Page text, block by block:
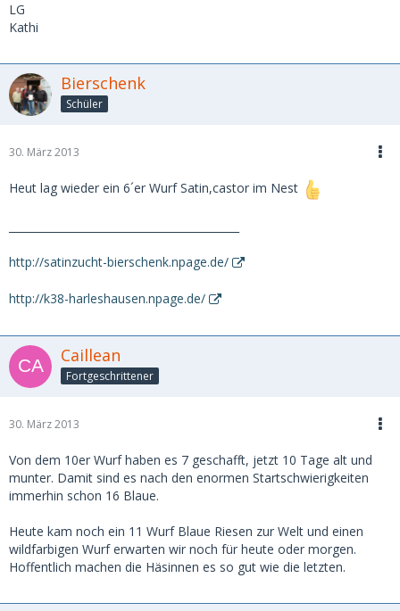
LG
Kathi
Bierschenk
Schüler
30. März 2013
Heut lag wieder ein 6´er Wurf Satin,castor im Nest
http://satinzucht-bierschenk.npage.de/
http://k38-harleshausen.npage.de/
Caillean
Fortgeschrittener
30. März 2013
Von dem 10er Wurf haben es 7 geschafft, jetzt 10 Tage alt und
munter. Damit sind es nach den enormen Startschwierigkeiten
immerhin schon 16 Blaue.
Heute kam noch ein 11 Wurf Blaue Riesen zur Welt und einen
wildfarbigen Wurf erwarten wir noch für heute oder morgen.
Hoffentlich machen die Häsinnen es so gut wie die letzten.